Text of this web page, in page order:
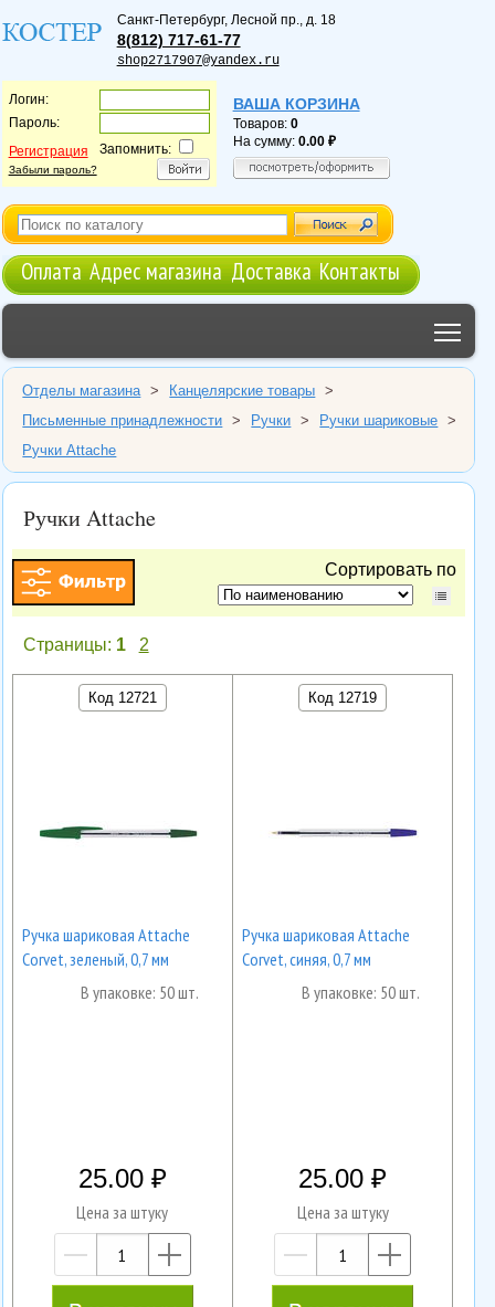
Санкт-Петербург, Лесной пр., д. 18
8(812) 717-61-77
shop2717907@yandex.ru
Логин:
Пароль:
Регистрация
Забыли пароль?
Запомнить:
ВАША КОРЗИНА
Товаров: 0
На сумму: 0.00
Оплата Адрес магазина Доставка Контакты
Отделы магазина > Канцелярские товары
>
Письменные принадлежности
> Ручки > Ручки шариковые
>
Ручки Attache
Ручки Attache
Сортировать по
Страницы: 1 2
Код 12721
Ручка шариковая Attache
Corvet, зеленый, 0,7 мм
В упаковке: 50 шт.
25.00
Цена за штуку
—
Код 12719
Ручка шариковая Attache
Corvet, синяя, 0,7 мм
В упаковке: 50 шт.
25.00
Цена за штуку
—